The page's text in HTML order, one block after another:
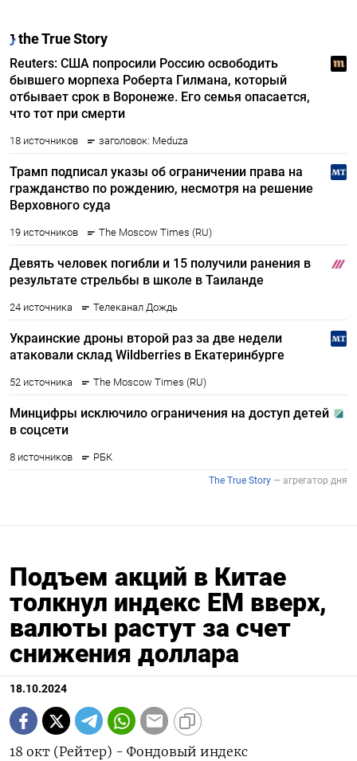
Подъем акций в Китае
толкнул индекс ЕМ вверх,
валюты растут за счет
снижения доллара
18.10.2024
18 окт (Рейтер) - Фондовый индекс